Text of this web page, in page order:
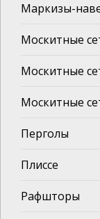
Маркизы-
Москитные
Москитные
Москитные
Перголы
Плиссе
Рафшторы